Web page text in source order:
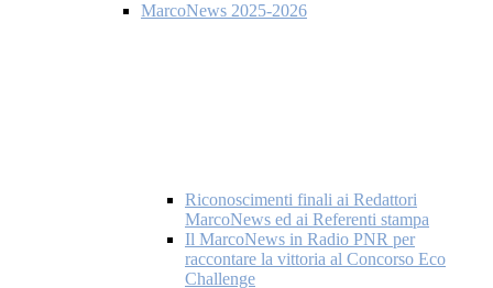
MarcoNews 2025-2026
Riconoscimenti finali ai Redattori
MarcoNews ed ai Referenti stampa
Il MarcoNews in Radio PNR per
raccontare la vittoria al Concorso Eco
Challenge